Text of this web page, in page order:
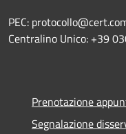
PEC:
Centralino Unico: +39
Prenotazione
Segnalazione